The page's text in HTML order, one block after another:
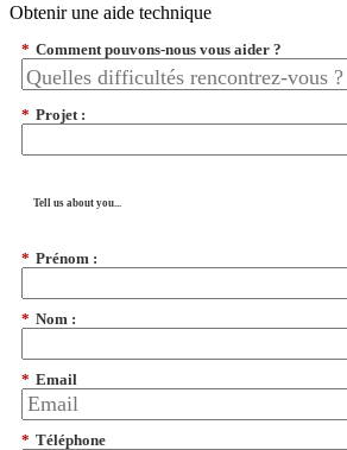
Obtenir une aide technique
* Comment pouvons-nous vous aider ?
* Projet :
Tell us about you...
* Prénom :
* Nom :
* Email
* Téléphone